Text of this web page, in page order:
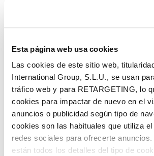
Esta página web usa cookies
Las cookies de este sitio web,
International Group, S.L.U., se usan
tráfico web y para RETARGETING, lo
cookies para impactar de nuevo en el
anuncios o publicidad según tipo de
cookies son las habituales que utiliza
redes sociales para ofrecerte
están todos los detalles del tipo de
Virginias